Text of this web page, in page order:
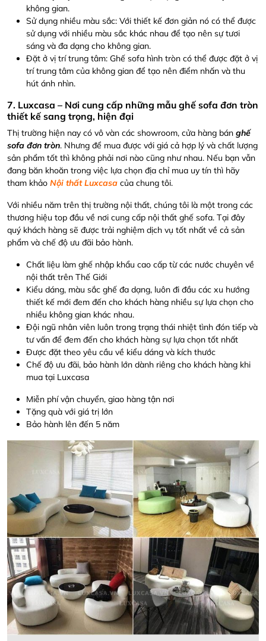
không gian.
Sử dụng nhiều màu sắc: Với thiết kế đơn giản nó có thể được
sử dụng với nhiều màu sắc khác nhau để tạo nên sự tươi
sáng và đa dạng cho không gian.
Đặt ở vị trí trung tâm: Ghế sofa hình tròn có thể được đặt ở vị
trí trung tâm của không gian để tạo nên điểm nhấn và thu
hút ánh nhìn.
7. Luxcasa – Nơi cung cấp những mẫu ghế sofa đơn tròn
thiết kế sang trọng, hiện đại
Thị trường hiện nay có vô vàn các showroom, cửa hàng bán ghế
sofa đơn tròn. Nhưng để mua được với giá cả hợp lý và chất lượng
sản phẩm tốt thì không phải nơi nào cũng như nhau. Nếu bạn vẫn
đang băn khoăn trong việc lựa chọn địa chỉ mua uy tín thì hãy
tham khảo Nội thất Luxcasa của chung tôi.
Với nhiều năm trên thị trường nội thất, chúng tôi là một trong các
thương hiệu top đầu về nơi cung cấp nội thất ghế sofa. Tại đây
quý khách hàng sẽ được trải nghiệm dịch vụ tốt nhất về cả sản
phẩm và chế độ ưu đãi bảo hành.
Chất liệu làm ghế nhập khẩu cao cấp từ các nước chuyên về
nội thất trên Thế Giới
Kiểu dáng, màu sắc ghế đa dạng, luôn đi đầu các xu hướng
thiết kế mới đem đến cho khách hàng nhiều sự lựa chọn cho
nhiều không gian khác nhau.
Đội ngũ nhân viên luôn trong trạng thái nhiệt tình đón tiếp và
tư vấn để đem đến cho khách hàng sự lựa chọn tốt nhất
Được đặt theo yêu cầu về kiểu dáng và kích thước
Chế độ ưu đãi, bảo hành lớn dành riêng cho khách hàng khi
mua tại Luxcasa
Miễn phí vận chuyển, giao hàng tận nơi
Tặng quà với giá trị lớn
Bảo hành lên đến 5 năm